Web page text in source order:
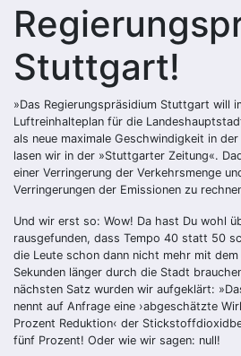
Stuttgart!
»Das Regierungspräsidium Stuttgart will
Luftreinhalteplan für die
als neue maximale Geschwindigkeit in
lasen wir in der »Stuttgarter Zeitung«.
einer Verringerung der Verkehrsmenge
Verringerungen der Emissionen zu
Und wir erst so: Wow! Da hast Du wohl
rausgefunden, dass Tempo 40 statt 50
die Leute schon dann nicht mehr mit
Sekunden länger durch die Stadt
nächsten Satz wurden wir aufgeklärt:
nennt auf Anfrage eine ›abgeschätzte
Prozent Reduktion‹ der
fünf Prozent! Oder wie wir sagen: null!